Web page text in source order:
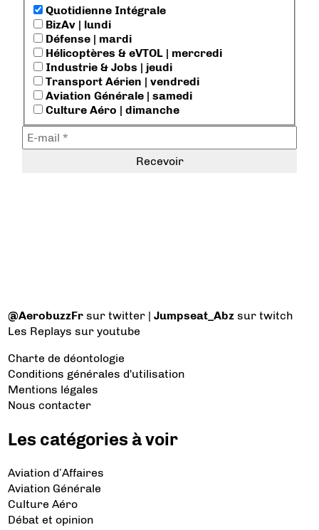
Quotidienne Intégrale
BizAv | lundi
Défense | mardi
Hélicoptères & eVTOL | mercredi
Industrie & Jobs | jeudi
Transport Aérien | vendredi
Aviation Générale | samedi
Culture Aéro | dimanche
@AerobuzzFr sur twitter |Jumpseat_Abz sur twitch
Les Replays sur youtube
Charte de déontologie
Conditions générales d'utilisation
Mentions légales
Nous contacter
Les catégories à voir
Aviation d’Affaires
Aviation Générale
Culture Aéro
Débat et opinion